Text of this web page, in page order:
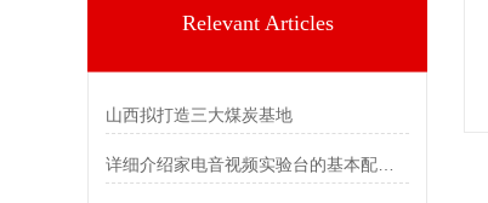
Relevant Articles
山西拟打造三大煤炭基地
详细介绍家电音视频实验台的基本配置及功能